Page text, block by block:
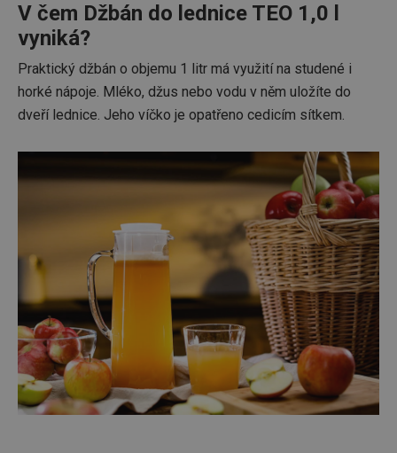
V čem Džbán do lednice TEO 1,0 l
vyniká?
Praktický džbán o objemu 1 litr má využití na studené i
horké nápoje. Mléko, džus nebo vodu v něm uložíte do
dveří lednice. Jeho víčko je opatřeno cedicím sítkem.